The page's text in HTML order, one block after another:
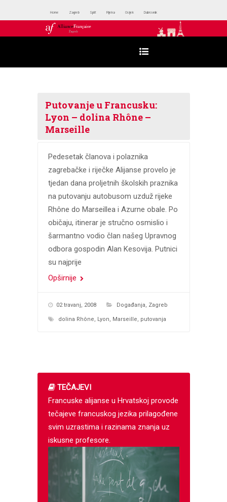
Home Zagreb Split Rijeka Osijek Dubrovnik
Putovanje u Francusku:
Lyon – dolina Rhône –
Marseille
Pedesetak članova i polaznika
zagrebačke i riječke Alijanse provelo je
tjedan dana proljetnih školskih praznika
na putovanju autobusom uzduž rijeke
Rhône do Marseillea i Azurne obale. Po
običaju, itinerar je stručno osmislio i
šarmantno vodio član našeg Upravnog
odbora gospodin Alan Kesovija. Putnici
su najprije
Opširnije
02 travanj, 2008 Događanja, Zagreb
dolina Rhône, Lyon, Marseille, putovanja
TEČAJEVI
Francuske alijanse u Hrvatskoj provode
tečajeve francuskog jezika prilagođene
svim uzrastima i razinama znanja uz
iskusne profesore.